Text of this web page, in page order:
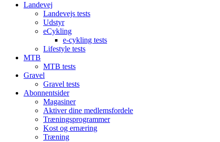
Landevej
Landevejs tests
Udstyr
eCykling
e-cykling tests
Lifestyle tests
MTB
MTB tests
Gravel
Gravel tests
Abonnentsider
Magasiner
Aktiver dine medlemsfordele
Træningsprogrammer
Kost og ernæring
Træning